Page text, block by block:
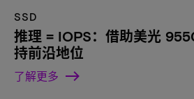
SSD
推理 = IOPS：借助美光
持前沿地位
了解更多